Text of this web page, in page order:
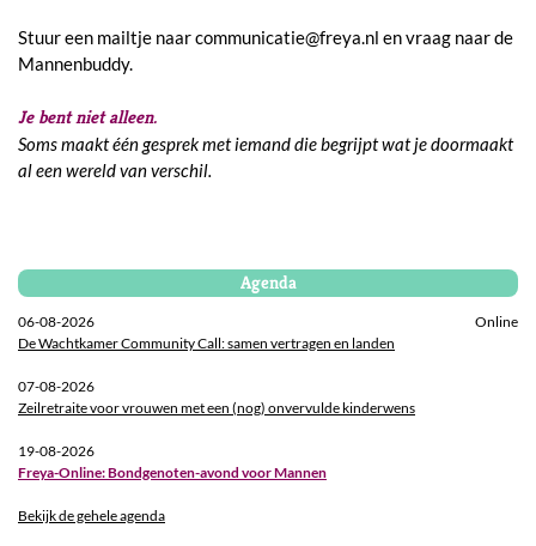
Stuur een mailtje naar communicatie@freya.nl en vraag naar de
Mannenbuddy.
Je bent niet alleen.
Soms maakt één gesprek met iemand die begrijpt wat je doormaakt
al een wereld van verschil.
Agenda
06-08-2026
Online
De Wachtkamer Community Call: samen vertragen en landen
07-08-2026
Zeilretraite voor vrouwen met een (nog) onvervulde kinderwens
19-08-2026
Freya-Online: Bondgenoten-avond voor Mannen
Bekijk de gehele agenda